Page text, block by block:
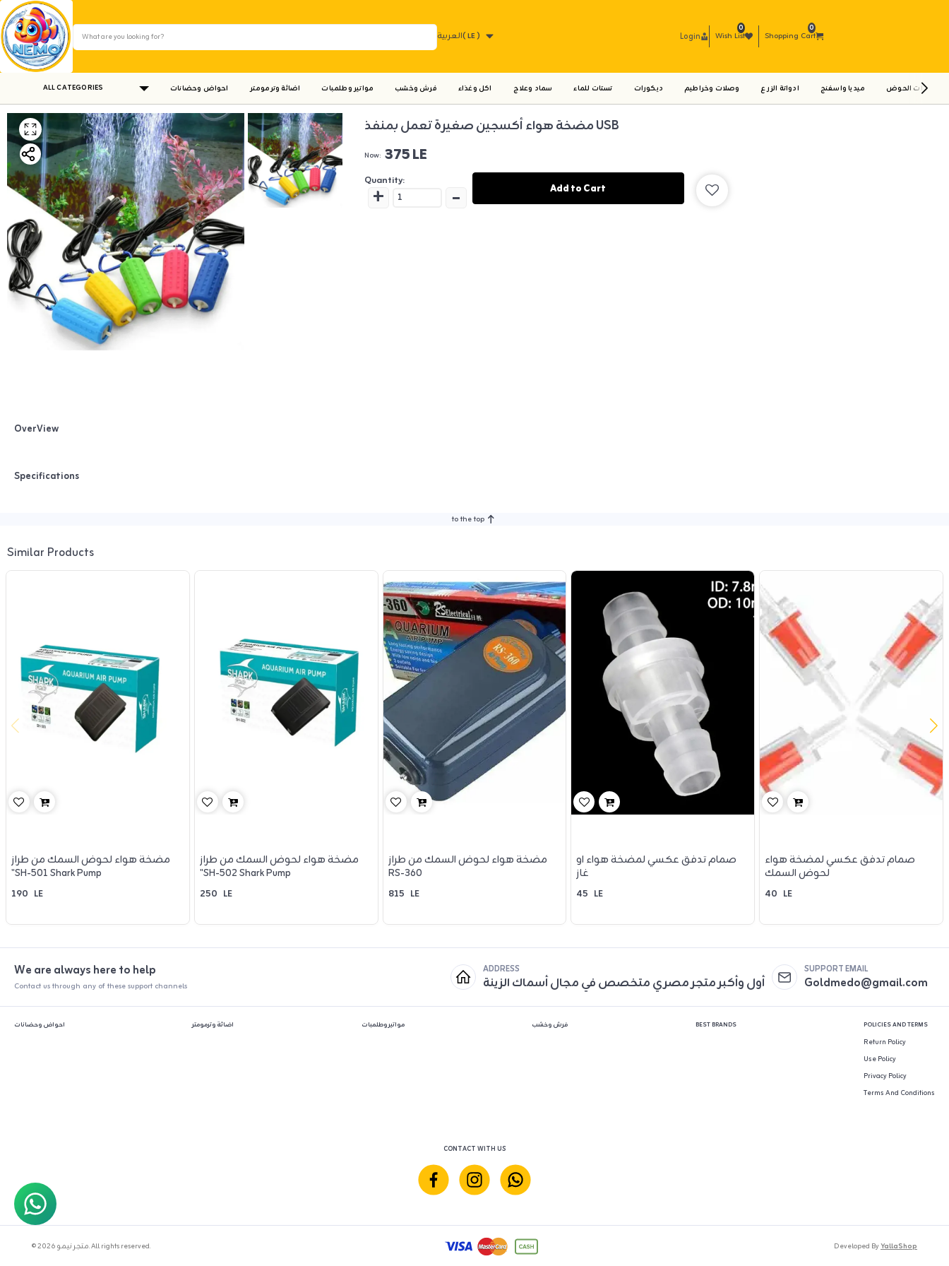
العربية( LE ) Login Wish List
0
Shopping Cart
0
ALL CATEGORIES احواض وحضانات اضائة وترمومتر مواتير وطلمبات فرش وخشب اكل وغذاء سماد وعلاج تستات للماء ديكورات وصلات وخراطيم ادواتة الزرع ميديا واسفنج ادوات الحوض
مضخة هواء أكسجين صغيرة تعمل بمنفذ USB
Now: 375 LE
Quantity:
+ - Add to Cart
OverView
Specifications
to the top
Similar Products
مضخة هواء لحوض السمك من طراز
"SH-501 Shark Pump
190 LE
مضخة هواء لحوض السمك من طراز
"SH-502 Shark Pump
250 LE
مضخة هواء لحوض السمك من طراز
RS-360
815 LE
صمام تدفق عكسي لمضخة هواء او
غاز
45 LE
صمام تدفق عكسي لمضخة هواء
لحوض السمك
40 LE
We are always here to help
Contact us through any of these support channels
ADDRESS
أول وأكبر متجر مصري متخصص في مجال أسماك الزينة
SUPPORT EMAIL
Goldmedo@gmail.com
احواض وحضانات اضائة وترمومتر مواتير وطلمبات فرش وخشب BEST BRANDS POLICIES AND TERMS
Return Policy
Use Policy
Privacy Policy
Terms And Conditions
CONTACT WITH US
© 2026 متجر نيمو. All rights reserved. Developed ByYallaShop